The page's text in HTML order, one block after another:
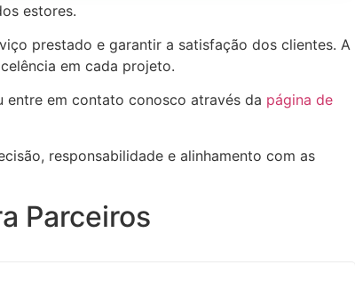
estores.
prestado e garantir a satisfação dos clientes. A
em cada projeto.
entre em contato conosco através da página de
responsabilidade e alinhamento com as
Parceiros